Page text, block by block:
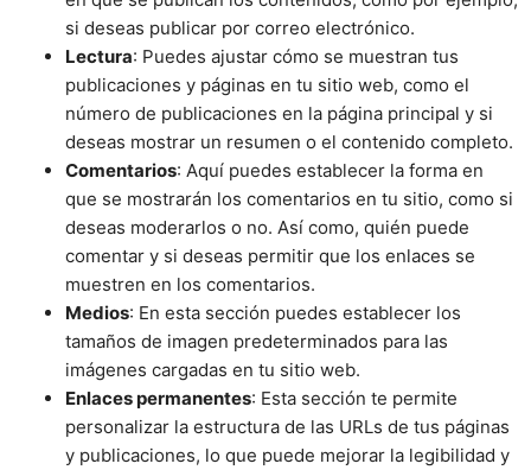
si deseas publicar por correo electrónico.
Lectura: Puedes ajustar cómo se muestran tus
publicaciones y páginas en tu sitio web, como el
número de publicaciones en la página principal y si
deseas mostrar un resumen o el contenido completo.
Comentarios: Aquí puedes establecer la forma en
que se mostrarán los comentarios en tu sitio, como si
deseas moderarlos o no. Así como, quién puede
comentar y si deseas permitir que los enlaces se
muestren en los comentarios.
Medios: En esta sección puedes establecer los
tamaños de imagen predeterminados para las
imágenes cargadas en tu sitio web.
Enlaces permanentes: Esta sección te permite
personalizar la estructura de las URLs de tus páginas
y publicaciones, lo que puede mejorar la legibilidad y